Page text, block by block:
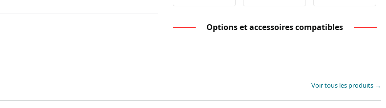
Options et accessoires compatibles
Voir tous les produits →